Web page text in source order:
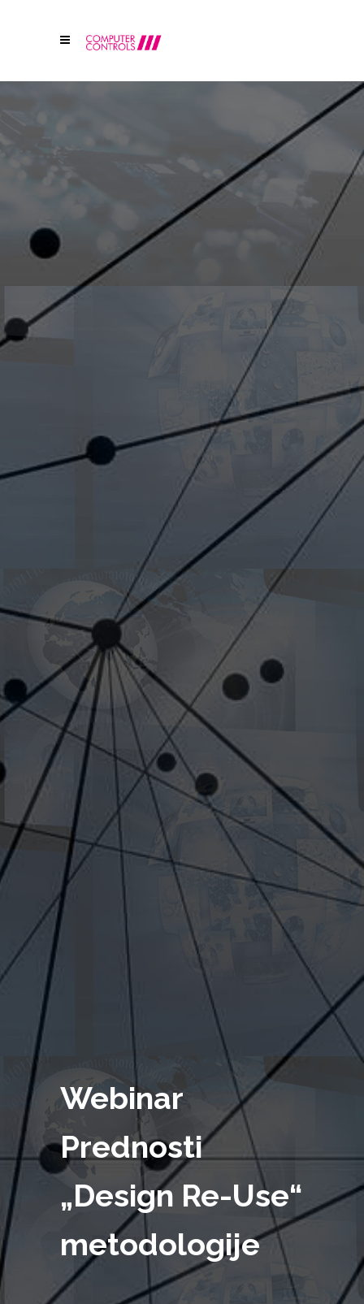
Webinar
Prednosti
„Design Re-Use“
metodologije